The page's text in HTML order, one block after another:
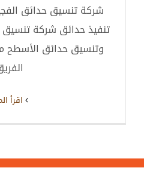
تنفيذ حدائق شركة
وتنسيق حدائق الأسطح